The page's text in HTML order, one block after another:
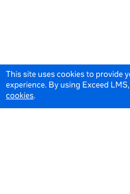
This site uses cookies to provide
experience. By using Exceed
cookies.